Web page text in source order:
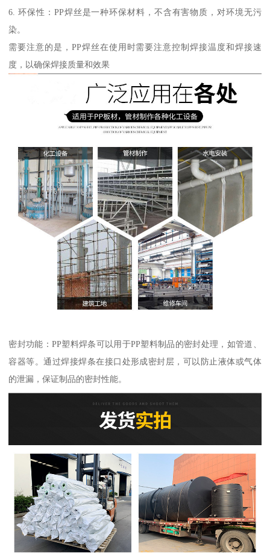
6. 环保性：PP焊丝是一种环保材料，不含有害物质，对环境无污
染。
需要注意的是，PP焊丝在使用时需要注意控制焊接温度和焊接速
度，以确保焊接质量和效果
密封功能：PP塑料焊条可以用于PP塑料制品的密封处理，如管道、
容器等。通过焊接焊条在接口处形成密封层，可以防止液体或气体
的泄漏，保证制品的密封性能。